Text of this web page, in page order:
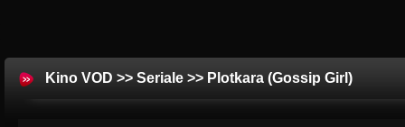
Kino VOD >> Seriale >> Plotkara (Gossip Girl)